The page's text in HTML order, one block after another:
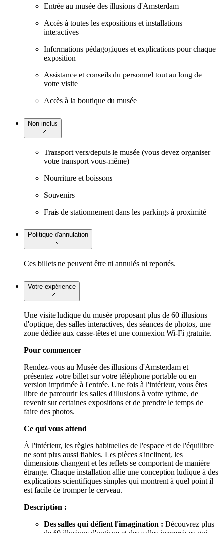
Entrée au musée des illusions d'Amsterdam
Accès à toutes les expositions et installations
interactives
Informations pédagogiques et explications pour chaque
exposition
Assistance et conseils du personnel tout au long de
votre visite
Accès à la boutique du musée
Non inclus
Transport vers/depuis le musée (vous devez organiser
votre transport vous-même)
Nourriture et boissons
Souvenirs
Frais de stationnement dans les parkings à proximité
Politique d'annulation
Ces billets ne peuvent être ni annulés ni reportés.
Votre expérience
Une visite ludique du musée proposant plus de 60 illusions
d'optique, des salles interactives, des séances de photos, une
zone dédiée aux casse-têtes et une connexion Wi-Fi gratuite.
Pour commencer
Rendez-vous au Musée des illusions d'Amsterdam et
présentez votre billet sur votre téléphone portable ou en
version imprimée à l'entrée. Une fois à l'intérieur, vous êtes
libre de parcourir les salles d'illusions à votre rythme, de
revenir sur certaines expositions et de prendre le temps de
faire des photos.
Ce qui vous attend
À l'intérieur, les règles habituelles de l'espace et de l'équilibre
ne sont plus aussi fiables. Les pièces s'inclinent, les
dimensions changent et les reflets se comportent de manière
étrange. Chaque installation allie une conception ludique à des
explications scientifiques simples qui montrent à quel point il
est facile de tromper le cerveau.
Description :
Des salles qui défient l'imagination : Découvrez plus